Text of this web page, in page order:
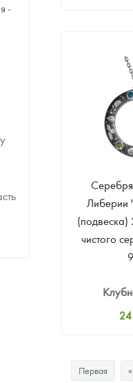
-
Либерии
(подвеска)
чистого
Первая «